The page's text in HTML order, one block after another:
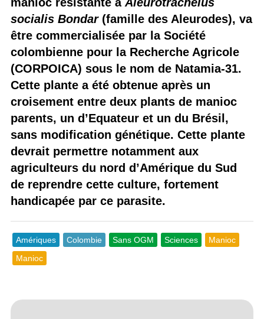
socialis Bondar(famille des Aleurodes), va
être commercialisée par la Société
colombienne pour la Recherche Agricole
(CORPOICA) sous le nom de Natamia-31.
Cette plante a été obtenue après un
croisement entre deux plants de manioc
parents, un d’Equateur et un du Brésil,
sans modification génétique. Cette plante
devrait permettre notamment aux
agriculteurs du nord d’Amérique du Sud
de reprendre cette culture, fortement
handicapée par ce parasite.
Amériques Colombie Sans OGM Sciences
Manioc
Manioc